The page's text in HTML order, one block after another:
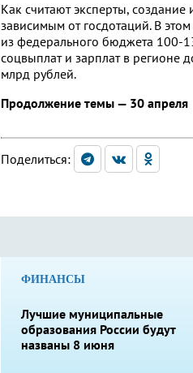
Как считают эксперты,
зависимым от госдотаций. В
из федерального бюджета 100-
соцвыплат и зарплат в регионе
млрд рублей.
Продолжение темы — 30 апреля
Поделиться:
ФИНАНСЫ
Лучшие муниципальные
образования России будут
названы 8 июня